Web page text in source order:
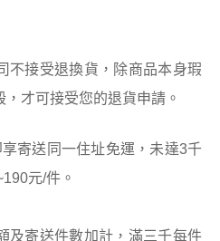
不接受退換貨，除商品本身瑕
才可接受您的退貨申請。
寄送同一住址免運，未達3千
元/件。
及寄送件數加計，滿三千每件